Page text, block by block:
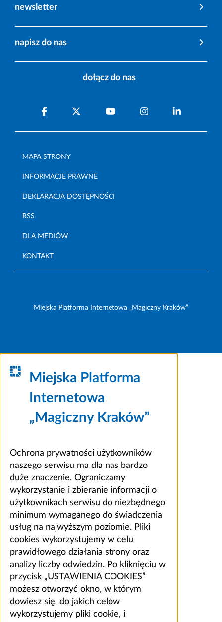
newsletter
napisz do nas
dołącz do nas
MAPA STRONY
INFORMACJE PRAWNE
DEKLARACJA DOSTĘPNOŚCI
RSS
DLA MEDIÓW
KONTAKT
Miejska Platforma Internetowa „Magiczny Kraków”
Miejska Platforma
Internetowa
„Magiczny Kraków”
Ochrona prywatności użytkowników
naszego serwisu ma dla nas bardzo
duże znaczenie. Ograniczamy
wykorzystanie i zbieranie informacji o
użytkownikach serwisu do niezbędnego
minimum wymaganego do świadczenia
usług na najwyższym poziomie. Pliki
cookies wykorzystujemy w celu
prawidłowego działania strony oraz
analizy liczby odwiedzin. Po kliknięciu w
przycisk „USTAWIENIA COOKIES”
możesz otworzyć okno, w którym
dowiesz się, do jakich celów
wykorzystujemy pliki cookie, i